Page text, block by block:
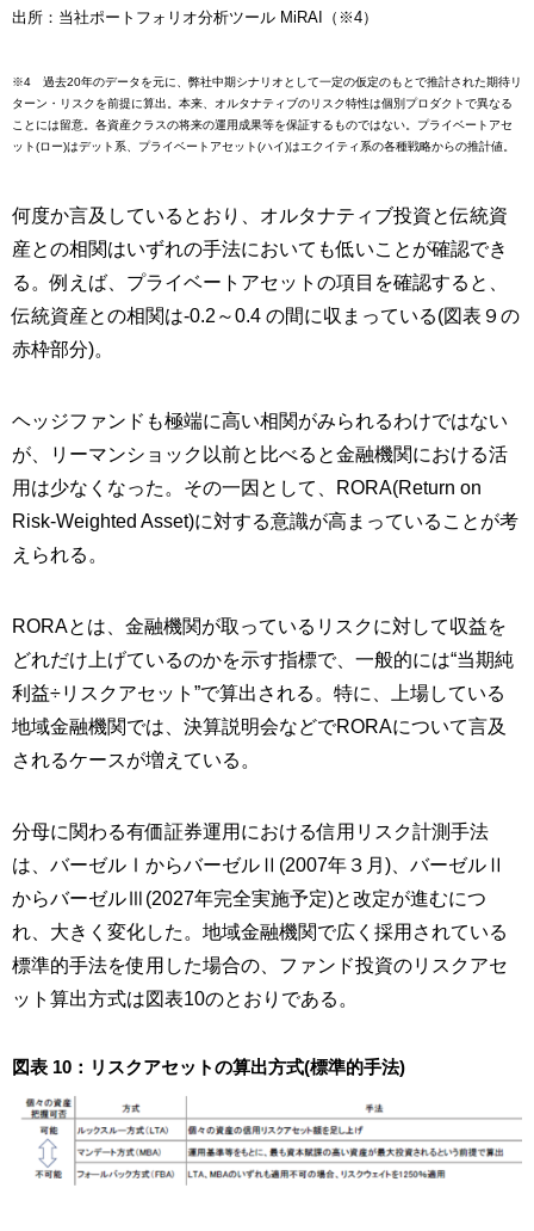
出所：当社ポートフォリオ分析ツール MiRAI（※4）
※4 過去20年のデータを元に、弊社中期シナリオとして一定の仮定のもとで推計された期待リ
ターン・リスクを前提に算出。本来、オルタナティブのリスク特性は個別プロダクトで異なる
ことには留意。各資産クラスの将来の運用成果等を保証するものではない。プライベートアセ
ット(ロー)はデット系、プライベートアセット(ハイ)はエクイティ系の各種戦略からの推計値。
何度か言及しているとおり、オルタナティブ投資と伝統資
産との相関はいずれの手法においても低いことが確認でき
る。例えば、プライベートアセットの項目を確認すると、
伝統資産との相関は-0.2～0.4 の間に収まっている(図表９の
赤枠部分)。
ヘッジファンドも極端に高い相関がみられるわけではない
が、リーマンショック以前と比べると金融機関における活
用は少なくなった。その一因として、RORA(Return on
Risk-Weighted Asset)に対する意識が高まっていることが考
えられる。
RORAとは、金融機関が取っているリスクに対して収益を
どれだけ上げているのかを示す指標で、一般的には“当期純
利益÷リスクアセット”で算出される。特に、上場している
地域金融機関では、決算説明会などでRORAについて言及
されるケースが増えている。
分母に関わる有価証券運用における信用リスク計測手法
は、バーゼルⅠからバーゼルⅡ(2007年３月)、バーゼルⅡ
からバーゼルⅢ(2027年完全実施予定)と改定が進むにつ
れ、大きく変化した。地域金融機関で広く採用されている
標準的手法を使用した場合の、ファンド投資のリスクアセ
ット算出方式は図表10のとおりである。
図表 10：リスクアセットの算出方式(標準的手法)